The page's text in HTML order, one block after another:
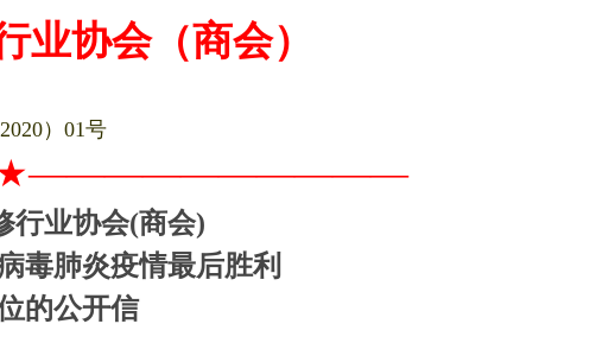
业协会（商会）
2020）01号
—————
行业协会(商会)
毒肺炎疫情最后胜利
的公开信